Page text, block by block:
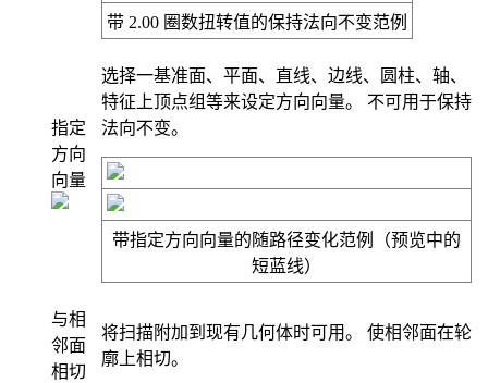
带 2.00 圈数扭转值的保持法向不变范例
指定
方向
向量
选择一基准面、平面、直线、边线、圆柱、轴、
特征上顶点组等来设定方向向量。 不可用于保持
法向不变。
带指定方向向量的随路径变化范例（预览中的
短蓝线）
与相
邻面
相切
将扫描附加到现有几何体时可用。 使相邻面在轮
廓上相切。